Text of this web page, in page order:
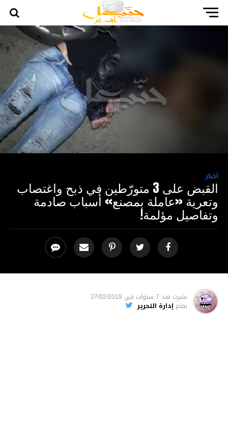
أخبار
القبض على 3 متورّطين في ذبح واغتصاب
وتعرية «عاملة بمصنع» أسباب صادمة
وتفاصيل مؤلمة!
نشرت منذ 7 سنوات فى 27/02/2019
بقلم إدارة التحرير